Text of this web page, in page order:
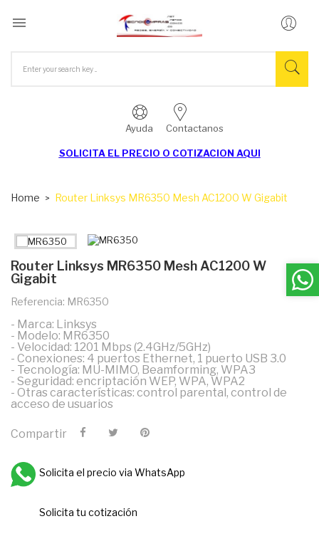

Ayuda Contactanos
SOLICITA EL PRECIO O COTIZACION AQUI
Home Router Linksys MR6350 Mesh AC1200 W Gigabit
Router Linksys MR6350 Mesh AC1200 W
Gigabit
Referencia: MR6350
- Marca: Linksys
- Modelo: MR6350
- Velocidad: 1201 Mbps (2.4GHz/5GHz)
- Conexiones: 4 puertos Ethernet, 1 puerto USB 3.0
- Tecnología: MU-MIMO, Beamforming, WPA3
- Seguridad: encriptación WEP, WPA, WPA2
- Otras características: control parental, control de
acceso de usuarios
Compartir
Solicita el precio via WhatsApp
Solicita tu cotización